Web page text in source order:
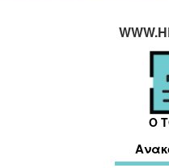
Ο